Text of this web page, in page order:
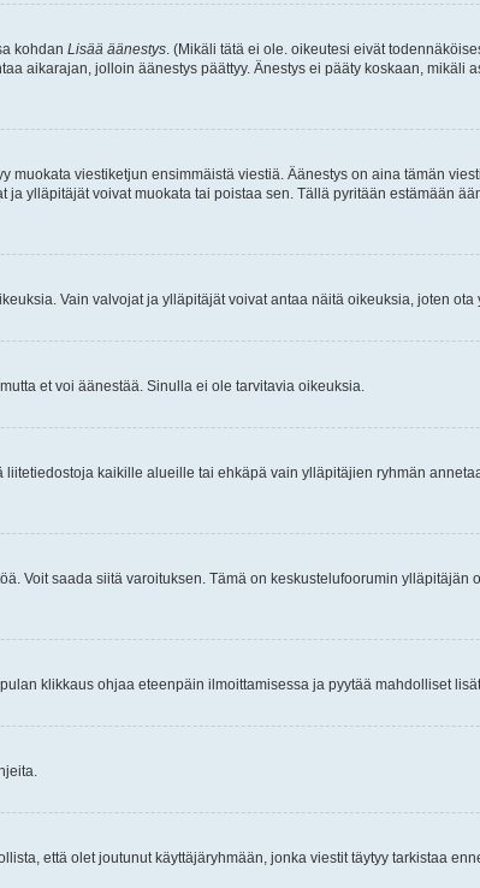
kohdan Lisää äänestys . (Mikäli tätä ei ole. oikeutesi eivät
aikarajan, jolloin äänestys päättyy. Änestys ei pääty koskaan, mikäli
viestiketjun ensimmäistä viestiä. Äänestys on aina tämän
ylläpitäjät voivat muokata tai poistaa sen. Tällä pyritään estämään
Vain valvojat ja ylläpitäjät voivat antaa näitä oikeuksia, joten ota
et voi äänestää. Sinulla ei ole tarvitavia oikeuksia.
kaikille alueille tai ehkäpä vain ylläpitäjien ryhmän
Voit saada siitä varoituksen. Tämä on keskustelufoorumin ylläpitäjän
klikkaus ohjaa eteenpäin ilmoittamisessa ja pyytää mahdolliset
että olet joutunut käyttäjäryhmään, jonka viestit täytyy tarkistaa